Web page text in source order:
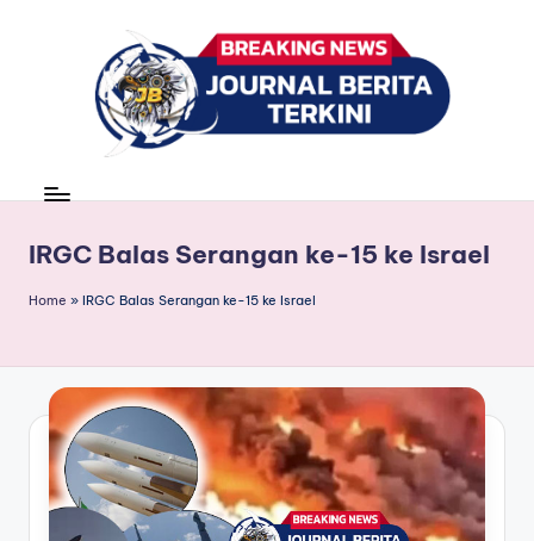
r
n
l
B
e
ri
news
IRGC Balas Serangan ke-15 ke Israel
Home » IRGC Balas Serangan ke-15 ke Israel